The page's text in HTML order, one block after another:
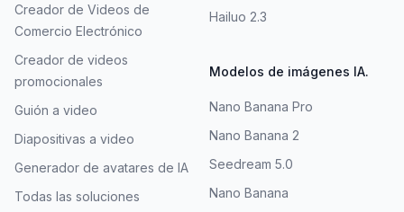
Creador de Videos de
Comercio Electrónico
Creador de videos
promocionales
Guión a video
Diapositivas a video
Generador de avatares de IA
Todas las soluciones
Hailuo 2.3
Modelos de imágenes IA.
Nano Banana Pro
Nano Banana 2
Seedream 5.0
Nano Banana